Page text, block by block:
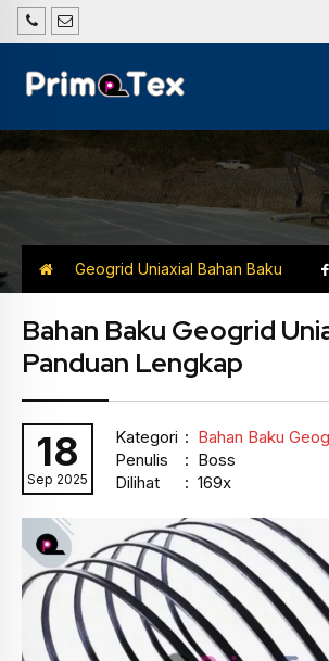
Geogrid Uniaxial Bahan Baku
Geogrid Uniaxial
Bahan Baku Geogrid
Panduan Lengkap
18
Sep 2025
Kategori : Bahan Baku
Penulis
: Boss
Dilihat
: 169x